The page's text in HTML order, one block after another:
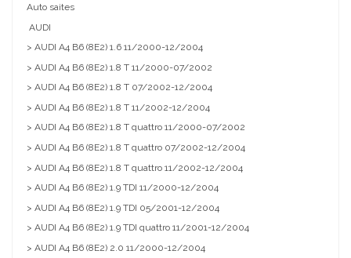
Auto saites
AUDI
> AUDI A4 B6 (8E2) 1.6 11/2000-12/2004
> AUDI A4 B6 (8E2) 1.8 T 11/2000-07/2002
> AUDI A4 B6 (8E2) 1.8 T 07/2002-12/2004
> AUDI A4 B6 (8E2) 1.8 T 11/2002-12/2004
> AUDI A4 B6 (8E2) 1.8 T quattro 11/2000-07/2002
> AUDI A4 B6 (8E2) 1.8 T quattro 07/2002-12/2004
> AUDI A4 B6 (8E2) 1.8 T quattro 11/2002-12/2004
> AUDI A4 B6 (8E2) 1.9 TDI 11/2000-12/2004
> AUDI A4 B6 (8E2) 1.9 TDI 05/2001-12/2004
> AUDI A4 B6 (8E2) 1.9 TDI quattro 11/2001-12/2004
> AUDI A4 B6 (8E2) 2.0 11/2000-12/2004